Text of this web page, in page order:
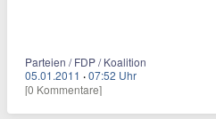
Parteien / FDP / Koalition
05.01.2011 ·07:52 Uhr
[0 Kommentare]